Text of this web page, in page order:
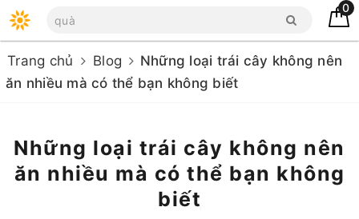
0
Trang chủ Blog
Những loại trái cây không nên
ăn nhiều mà có thể bạn không biết
Những loại trái cây không nên
ăn nhiều mà có thể bạn không
biết